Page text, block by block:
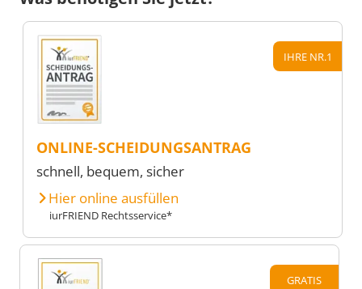
IHRE NR.1
ONLINE-SCHEIDUNGSANTRAG
schnell, bequem, sicher
Hier online ausfüllen
iurFRIEND Rechtsservice*
GRATIS